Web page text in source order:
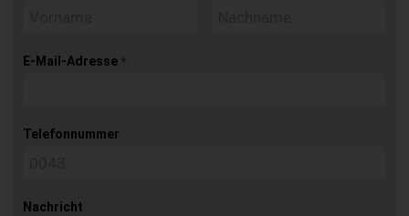
E-Mail-Adresse *
Telefonnummer
Nachricht